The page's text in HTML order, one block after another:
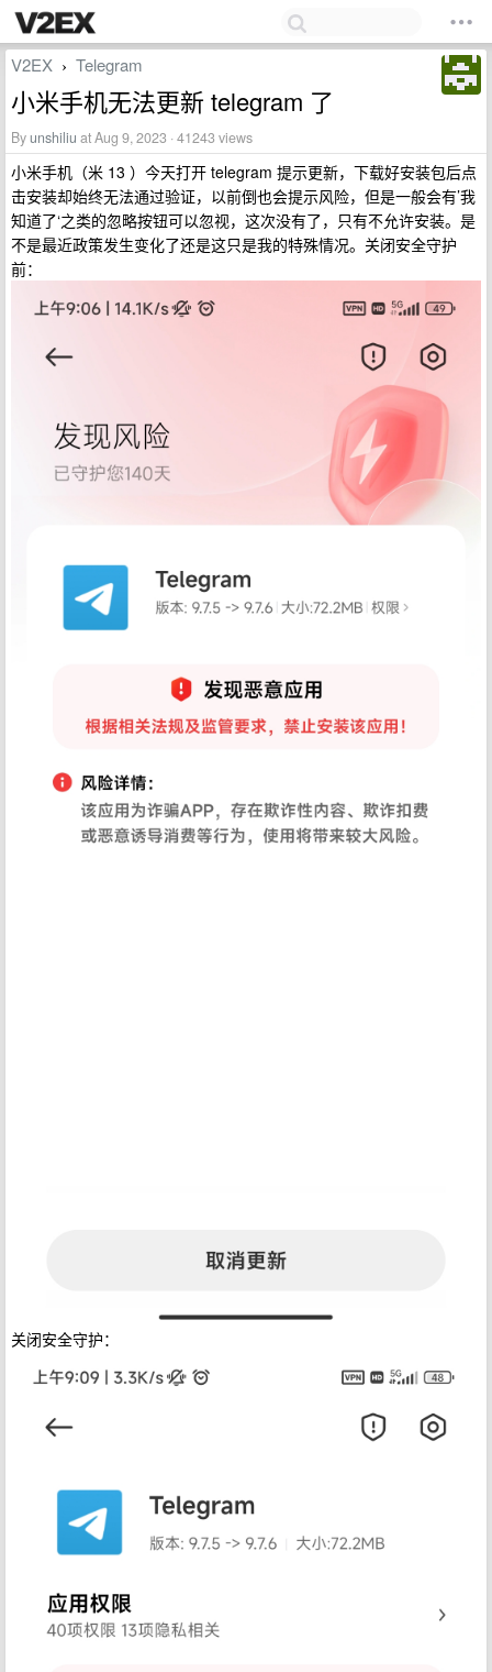
V2EX › Telegram
小米手机无法更新 telegram 了
Byunshiliu at Aug 9, 2023 · 41243 views
小米手机（米 13 ）今天打开 telegram 提示更新，下载好安装包后点
击安装却始终无法通过验证，以前倒也会提示风险，但是一般会有’我
知道了‘之类的忽略按钮可以忽视，这次没有了，只有不允许安装。是
不是最近政策发生变化了还是这只是我的特殊情况。关闭安全守护
前：
关闭安全守护：